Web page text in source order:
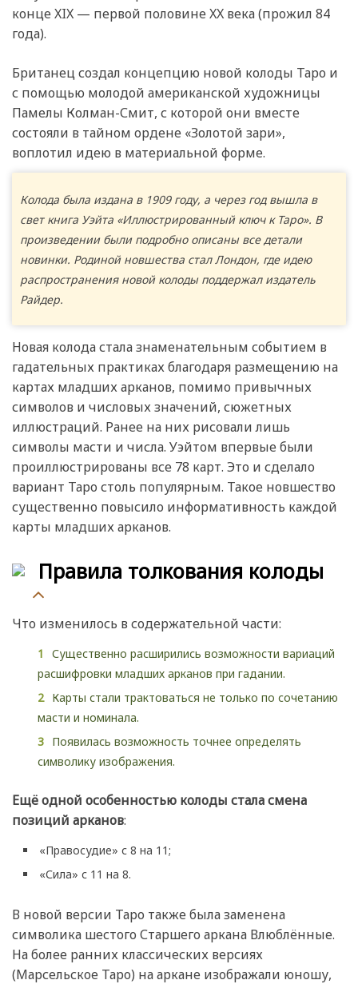
конце XIX — первой половине XX века (прожил 84
года).
Британец создал концепцию новой колоды Таро и
с помощью молодой американской художницы
Памелы Колман-Смит, с которой они вместе
состояли в тайном ордене «Золотой зари»,
воплотил идею в материальной форме.
Колода была издана в 1909 году, а через год вышла в
свет книга Уэйта «Иллюстрированный ключ к Таро». В
произведении были подробно описаны все детали
новинки. Родиной новшества стал Лондон, где идею
распространения новой колоды поддержал издатель
Райдер.
Новая колода стала знаменательным событием в
гадательных практиках благодаря размещению на
картах младших арканов, помимо привычных
символов и числовых значений, сюжетных
иллюстраций. Ранее на них рисовали лишь
символы масти и числа. Уэйтом впервые были
проиллюстрированы все 78 карт. Это и сделало
вариант Таро столь популярным. Такое новшество
существенно повысило информативность каждой
карты младших арканов.
Правила толкования колоды
Что изменилось в содержательной части:
Существенно расширились возможности вариаций
расшифровки младших арканов при гадании.
Карты стали трактоваться не только по сочетанию
масти и номинала.
Появилась возможность точнее определять
символику изображения.
Ещё одной особенностью колоды стала смена
позиций арканов:
«Правосудие» с 8 на 11;
«Сила» с 11 на 8.
В новой версии Таро также была заменена
символика шестого Старшего аркана Влюблённые.
На более ранних классических версиях
(Марсельское Таро) на аркане изображали юношу,